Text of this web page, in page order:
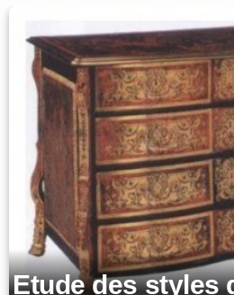
Etude des styles